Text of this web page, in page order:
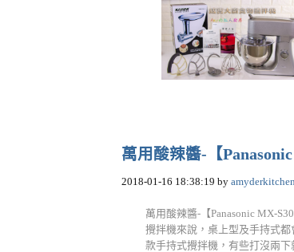
萬用酸辣醬-【
2018-01-16 18:38:19 by amyderkitchen
萬用酸辣醬-【Panasonic MX-
攪拌機來說，桌上型及手持式
款手持式攪拌機，有些打沒兩